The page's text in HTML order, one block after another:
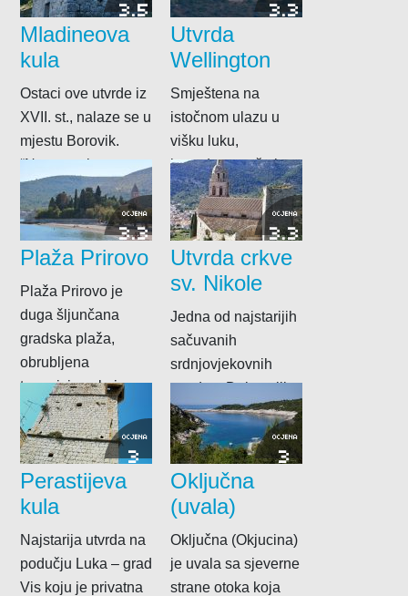
3.5
Mladineova
kula
Ostaci ove utvrde iz
XVII. st., nalaze se u
mjestu Borovik.
“Nazvana je po
svom nekadašnjem
vlasniku, obitelji...
3.3
Utvrda
Wellington
Smještena na
istočnom ulazu u
višku luku,
izgrađena početkom
XIX. st., za vrijeme
britanske vladavine.
OCJENA
3.3
Plaža Prirovo
Plaža Prirovo je
duga šljunčana
gradska plaža,
obrubljena
tamarisima, koja se
nalazi u
neposrednoj blizini
hotela „Issa“ i...
OCJENA
3.3
Utvrda crkve
sv. Nikole
Jedna od najstarijih
sačuvanih
srdnjovjekovnih
utvrda u Dalmaciji.
OCJENA
3
Perastijeva
kula
Najstarija utvrda na
podučju Luka – grad
Vis koju je privatna
OCJENA
3
Oključna
(uvala)
Oključna (Okjucina)
je uvala sa sjeverne
strane otoka koja